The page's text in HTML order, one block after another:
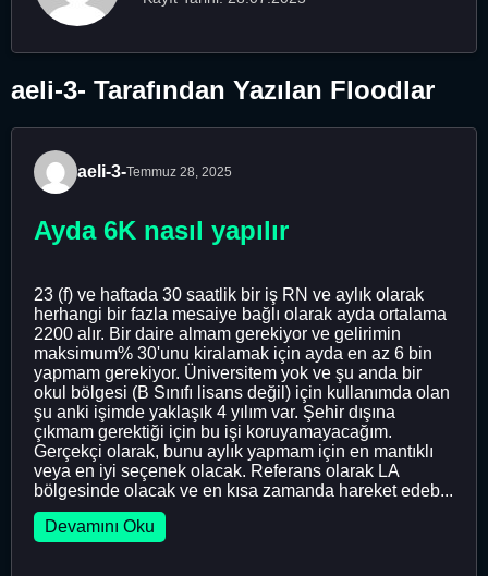
aeli-3- Tarafından Yazılan Floodlar
aeli-3-Temmuz 28, 2025
Ayda 6K nasıl yapılır
23 (f) ve haftada 30 saatlik bir iş RN ve aylık olarak
herhangi bir fazla mesaiye bağlı olarak ayda ortalama
2200 alır. Bir daire almam gerekiyor ve gelirimin
maksimum% 30'unu kiralamak için ayda en az 6 bin
yapmam gerekiyor. Üniversitem yok ve şu anda bir
okul bölgesi (B Sınıfı lisans değil) için kullanımda olan
şu anki işimde yaklaşık 4 yılım var. Şehir dışına
çıkmam gerektiği için bu işi koruyamayacağım.
Gerçekçi olarak, bunu aylık yapmam için en mantıklı
veya en iyi seçenek olacak. Referans olarak LA
bölgesinde olacak ve en kısa zamanda hareket edeb...
Devamını Oku